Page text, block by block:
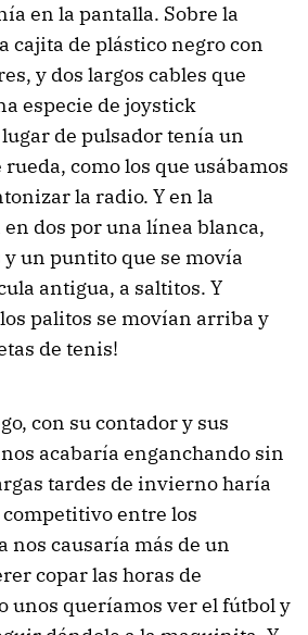
en la pantalla. Sobre la
cajita de plástico negro con
y dos largos cables que
especie de joystick
de pulsador tenía un
como los que usábamos
la radio. Y en la
dos por una línea blanca,
y un puntito que se movía
antigua, a saltitos. Y
palitos se movían arriba y
de tenis!
con su contador y sus
acabaría enganchando sin
tardes de invierno haría
entre los
nos causaría más de un
copar las horas de
unos queríamos ver el fútbol y